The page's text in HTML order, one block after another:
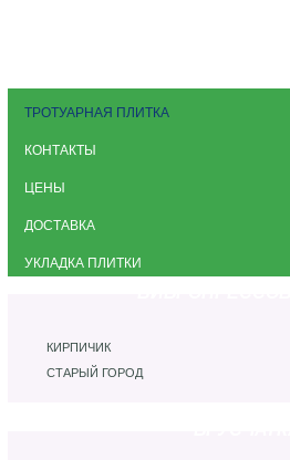
ТРОТУАРНАЯ ПЛИТКА
КОНТАКТЫ
ЦЕНЫ
ДОСТАВКА
УКЛАДКА ПЛИТКИ
КИРПИЧИК
СТАРЫЙ ГОРОД